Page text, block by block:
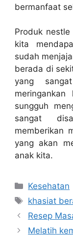
bermanfaat
Produk
kita
sudah
berada di
yang
sungguh
sangat
memberikan
yang akan
anak kita.
Categories
Kesehatan
Tags
khasiat
Resep
Melatih